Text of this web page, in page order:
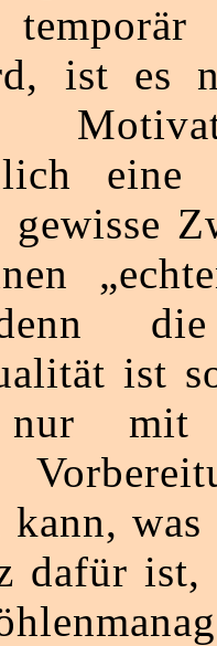
ist es
gewisse
ist
mit
kann,
dafür ist,